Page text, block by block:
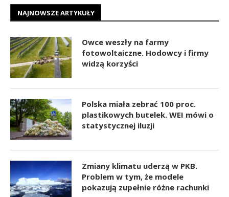
NAJNOWSZE ARTYKUŁY
Owce weszły na farmy
fotowoltaiczne. Hodowcy i firmy
widzą korzyści
Polska miała zebrać 100 proc.
plastikowych butelek. WEI mówi o
statystycznej iluzji
Zmiany klimatu uderzą w PKB.
Problem w tym, że modele
pokazują zupełnie różne rachunki